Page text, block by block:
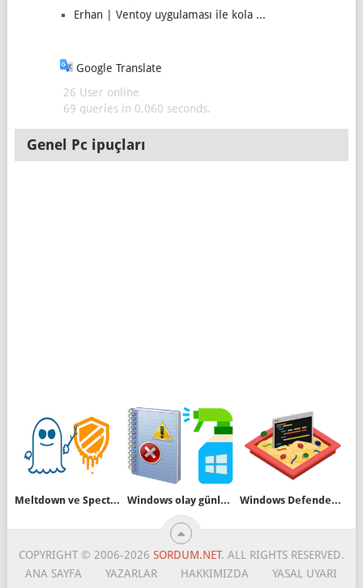
Erhan | Ventoy uygulaması ile kola ...
Google Translate
26 User online
69 queries in 0,060 seconds.
Genel Pc ipuçları
Meltdown ve Spectre açıkları nedir nasıl korunuruz Windows olay günlüklerini temizleyelim Windows Defender Sandbox özelliğini açalım
COPYRIGHT © 2006-2026 SORDUM.NET. ALL RIGHTS RESERVED.
ANA SAYFA
YAZARLAR HAKKIMIZDA YASAL UYARI